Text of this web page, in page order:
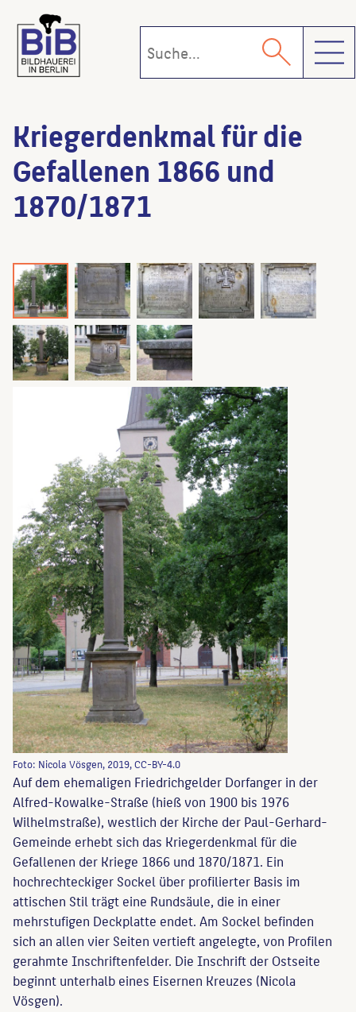
Kriegerdenkmal für die
Gefallenen 1866 und
1870/1871
Foto: Nicola Vösgen, 2019, CC-BY-4.0
Auf dem ehemaligen Friedrichgelder Dorfanger in der
Alfred-Kowalke-Straße (hieß von 1900 bis 1976
Wilhelmstraße), westlich der Kirche der Paul-Gerhard-
Gemeinde erhebt sich das Kriegerdenkmal für die
Gefallenen der Kriege 1866 und 1870/1871. Ein
hochrechteckiger Sockel über profilierter Basis im
attischen Stil trägt eine Rundsäule, die in einer
mehrstufigen Deckplatte endet. Am Sockel befinden
sich an allen vier Seiten vertieft angelegte, von Profilen
gerahmte Inschriftenfelder. Die Inschrift der Ostseite
beginnt unterhalb eines Eisernen Kreuzes (Nicola
Vösgen).